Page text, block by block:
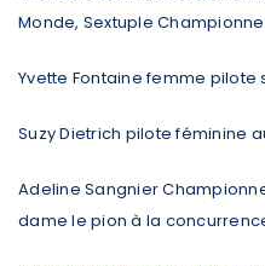
Monde, Sextuple
Yvette Fontaine femme pilote
Suzy Dietrich pilote féminine
Adeline Sangnier
dame le pion à la